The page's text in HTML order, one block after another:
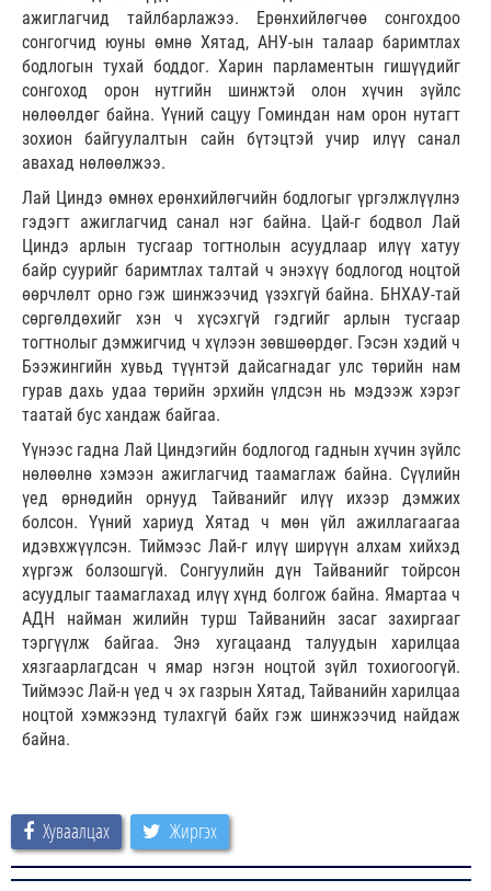
ажиглагчид тайлбарлажээ. Ерөнхийлөгчөө сонгохдоо
сонгогчид юуны өмнө Хятад, АНУ-ын талаар баримтлах
бодлогын тухай боддог. Харин парламентын гишүүдийг
сонгоход орон нутгийн шинжтэй олон хүчин зүйлс
нөлөөлдөг байна. Үүний сацуу Гоминдан нам орон нутагт
зохион байгуулалтын сайн бүтэцтэй учир илүү санал
авахад нөлөөлжээ.
Лай Циндэ өмнөх ерөнхийлөгчийн бодлогыг үргэлжлүүлнэ
гэдэгт ажиглагчид санал нэг байна. Цай-г бодвол Лай
Циндэ арлын тусгаар тогтнолын асуудлаар илүү хатуу
байр суурийг баримтлах талтай ч энэхүү бодлогод ноцтой
өөрчлөлт орно гэж шинжээчид үзэхгүй байна. БНХАУ-тай
сөргөлдөхийг хэн ч хүсэхгүй гэдгийг арлын тусгаар
тогтнолыг дэмжигчид ч хүлээн зөвшөөрдөг. Гэсэн хэдий ч
Бээжингийн хувьд түүнтэй дайсагнадаг улс төрийн нам
гурав дахь удаа төрийн эрхийн үлдсэн нь мэдээж хэрэг
таатай бус хандаж байгаа.
Үүнээс гадна Лай Циндэгийн бодлогод гаднын хүчин зүйлс
нөлөөлнө хэмээн ажиглагчид таамаглаж байна. Сүүлийн
үед өрнөдийн орнууд Тайванийг илүү ихээр дэмжих
болсон. Үүний хариуд Хятад ч мөн үйл ажиллагаагаа
идэвхжүүлсэн. Тиймээс Лай-г илүү ширүүн алхам хийхэд
хүргэж болзошгүй. Сонгуулийн дүн Тайванийг тойрсон
асуудлыг таамаглахад илүү хүнд болгож байна. Ямартаа ч
АДН найман жилийн турш Тайванийн засаг захиргааг
тэргүүлж байгаа. Энэ хугацаанд талуудын харилцаа
хязгаарлагдсан ч ямар нэгэн ноцтой зүйл тохиогоогүй.
Тиймээс Лай-н үед ч эх газрын Хятад, Тайванийн харилцаа
ноцтой хэмжээнд тулахгүй байх гэж шинжээчид найдаж
байна.
Хуваалцах Жиргэх